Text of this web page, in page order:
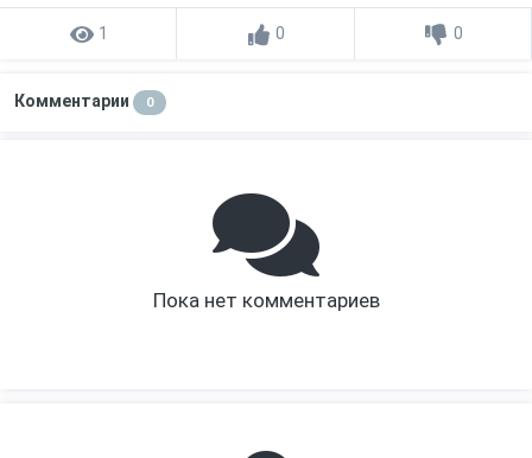
1 0 0
Комментарии 0
Пока нет комментариев